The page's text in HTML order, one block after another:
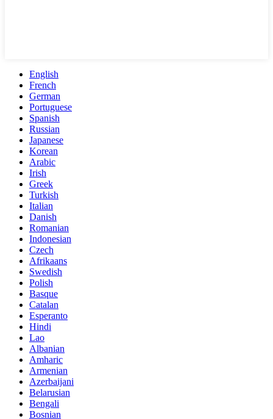
English
French
German
Portuguese
Spanish
Russian
Japanese
Korean
Arabic
Irish
Greek
Turkish
Italian
Danish
Romanian
Indonesian
Czech
Afrikaans
Swedish
Polish
Basque
Catalan
Esperanto
Hindi
Lao
Albanian
Amharic
Armenian
Azerbaijani
Belarusian
Bengali
Bosnian